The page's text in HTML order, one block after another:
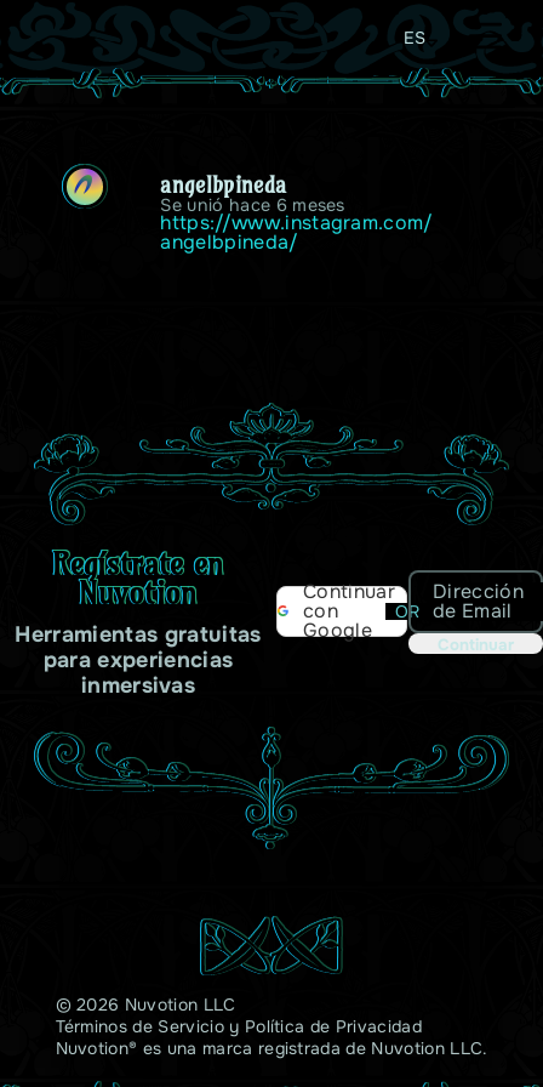
ES
A angelbpineda
Se unió hace 6 meses
https://www.instagram.com/
angelbpineda/
Regístrate en
Nuvotion
Herramientas gratuitas
para experiencias
inmersivas
Continuar
con
Google
OR
Dirección
de Email
Continuar
© 2026 Nuvotion LLC
Términos de Servicioy Política de Privacidad
Nuvotion® es una marca registrada de Nuvotion LLC.